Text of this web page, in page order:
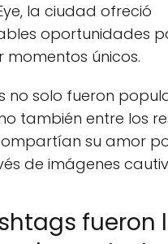
la ciudad ofreció
oportunidades
únicos.
no solo fueron
también entre los
su amor
de imágenes
fueron